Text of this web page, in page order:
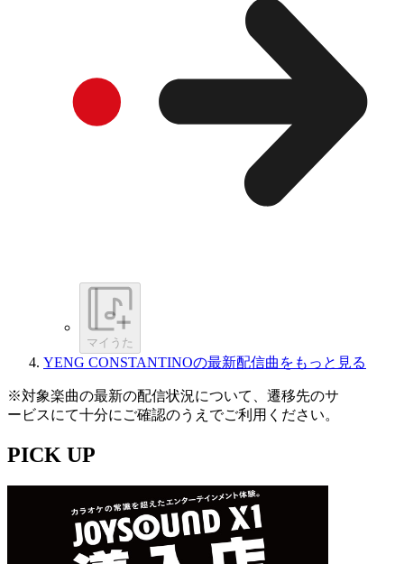
マイうた
YENG CONSTANTINOの最新配信曲をもっと見る
※対象楽曲の最新の配信状況について、遷移先のサ
ービスにて十分にご確認のうえでご利用ください。
PICK UP